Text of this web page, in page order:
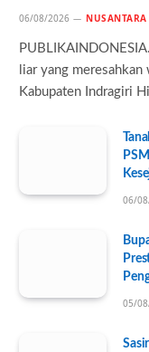
06/08/2026 NUSANTARA
liar yang meresahkan
Kabupaten Indragiri
06/
05/